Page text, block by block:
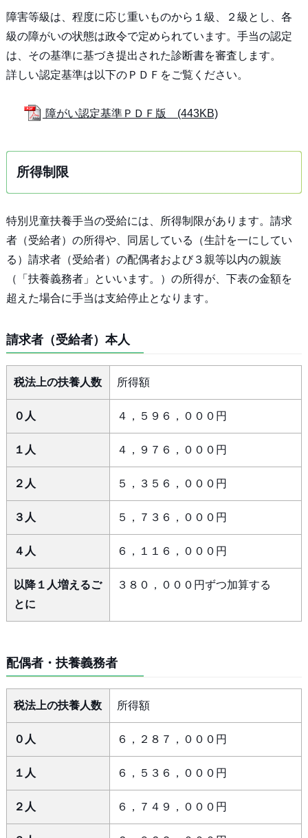
障害等級は、程度に応じ重いものから１級、２級とし、各
級の障がいの状態は政令で定められています。手当の認定
は、その基準に基づき提出された診断書を審査します。
詳しい認定基準は以下のＰＤＦをご覧ください。
障がい認定基準ＰＤＦ版 (443KB)
所得制限
特別児童扶養手当の受給には、所得制限があります。請求
者（受給者）の所得や、同居している（生計を一にしてい
る）請求者（受給者）の配偶者および３親等以内の親族
（「扶養義務者」といいます。）の所得が、下表の金額を
超えた場合に手当は支給停止となります。
請求者（受給者）本人
税法上の扶養人数 所得額
０人 ４，５９６，０００円
１人 ４，９７６，０００円
２人 ５，３５６，０００円
３人 ５，７３６，０００円
４人 ６，１１６，０００円
以降１人増えるご
とに
３８０，０００円ずつ加算する
配偶者・扶養義務者
税法上の扶養人数 所得額
０人 ６，２８７，０００円
１人 ６，５３６，０００円
２人 ６，７４９，０００円